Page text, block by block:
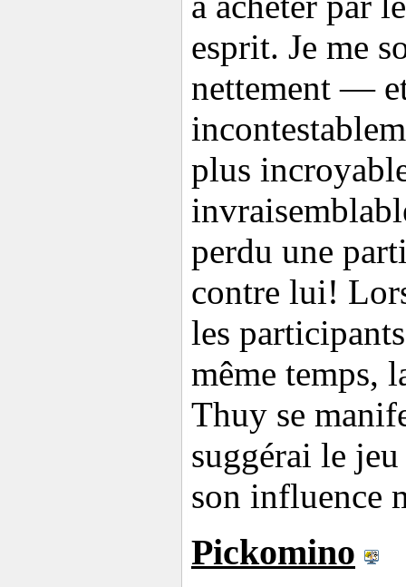
esprit. Je me
nettement —
plus
perdu une
contre lui!
les
même temps,
Thuy se
suggérai le
son influence
Pickomino